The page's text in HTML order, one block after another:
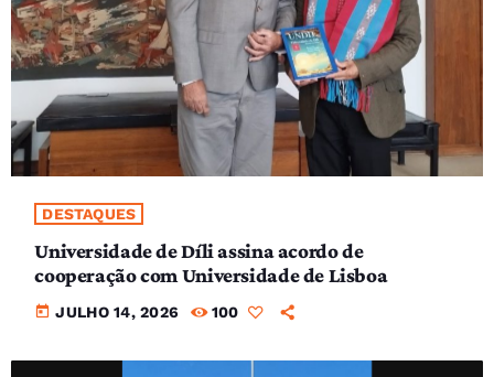
DESTAQUES
Universidade de Díli assina acordo de
cooperação com Universidade de Lisboa
today JULHO 14, 2026 100